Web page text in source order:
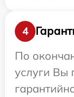
4
По
услуги Вы